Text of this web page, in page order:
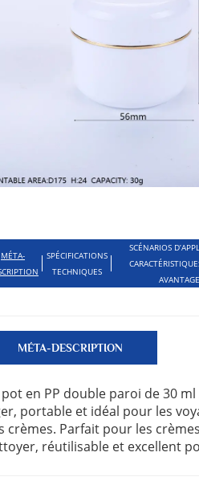
MÉTA-
SPÉCIFICATIONS
TECHNIQUES
SCÉNARIOS
MÉTA-DESCRIPTION
pot en PP double paroi de 30
portable et idéal pour les
crèmes. Parfait pour les
réutilisable et excellent